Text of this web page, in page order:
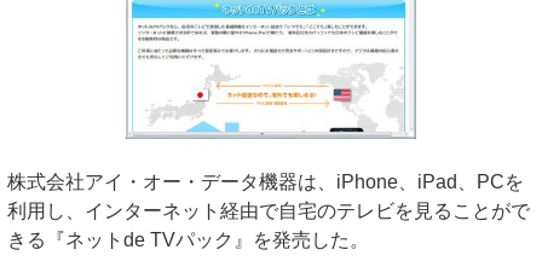
株式会社アイ・オー・データ機器は、iPhone、iPad、PCを
利用し、インターネット経由で自宅のテレビを見ることがで
きる『ネットde TVパック』を発売した。